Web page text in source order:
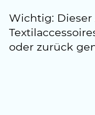
Wichtig:
oder zurück